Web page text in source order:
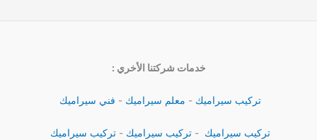
خدمات شركتنا الأخري :
تركيب سيراميك - معلم سيراميك - فني سيراميك
تركيب سيراميك - تركيب سيراميك -تركيب سيراميك